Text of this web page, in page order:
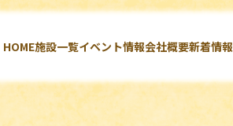
HOME施設一覧イベント情報会社概要新着情報